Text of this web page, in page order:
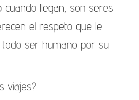
cuando llegan, son seres
el respeto que le
ser humano por su
viajes?